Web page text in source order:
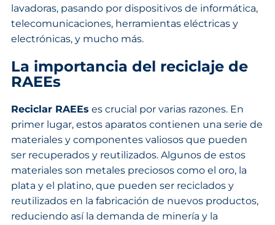
lavadoras, pasando por dispositivos de informática,
telecomunicaciones, herramientas eléctricas y
electrónicas, y mucho más.
La importancia del reciclaje de
RAEEs
Reciclar RAEEs es crucial por varias razones. En
primer lugar, estos aparatos contienen una serie de
materiales y componentes valiosos que pueden
ser recuperados y reutilizados. Algunos de estos
materiales son metales preciosos como el oro, la
plata y el platino, que pueden ser reciclados y
reutilizados en la fabricación de nuevos productos,
reduciendo así la demanda de minería y la